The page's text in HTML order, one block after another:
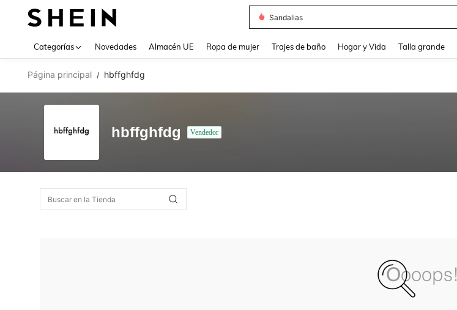
Sandalias
Categorías Novedades Almacén UE Ropa de mujer Trajes de baño Hogar y Vida Talla grande
Página principal / hbffghfdg
hbffghfdg Vendedor